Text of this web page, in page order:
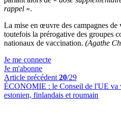
rappel ».
La mise en œuvre des campagnes
toutefois la prérogative des groupes
nationaux de vaccination. (Agathe
Je me connecte
Je m'abonne
Article précédent 20/29
ÉCONOMIE : le Conseil de l'UE va
estonien, finlandais et roumain